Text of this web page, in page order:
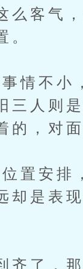
客气，
。
不小
三人则
的，对
安排
却是表
了，那